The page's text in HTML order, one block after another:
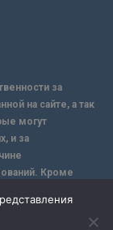
за
на сайте, а так
могут
и за
Кроме
за